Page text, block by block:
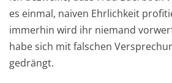
es einmal, naiven Ehrlichkeit
immerhin wird ihr niemand
habe sich mit falschen
gedrängt.